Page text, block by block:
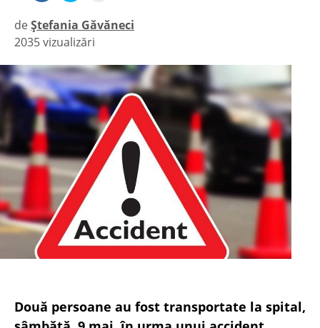
deȘtefania Găvăneci
|
2035 vizualizări
Două persoane au fost transportate la spital,